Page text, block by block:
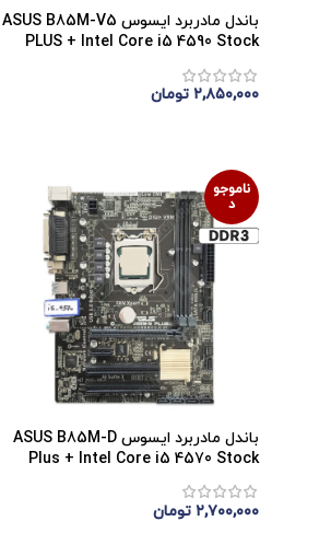
باندل مادربرد ایسوس ASUS B85M-V5
PLUS + Intel Core i5 4590 Stock
۲,۸۵۰,۰۰۰ تومان
ناموجو
د
باندل مادربرد ایسوس ASUS B85M-D
Plus + Intel Core i5 4570 Stock
۲,۷۰۰,۰۰۰ تومان